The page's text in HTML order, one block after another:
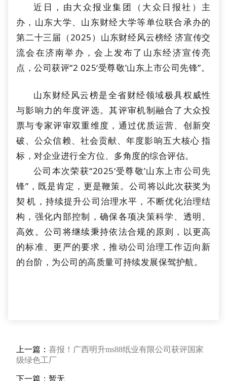
近日，由大众报业集团（大众日报社）主
办，山东大学、山东财经大学等单位联合承办的
第二十三届（2025）山东财经风云榜经济宣传交
流会在济南举办，会上发布了山东经济宣传亮
点，公司获评“2025‘受尊敬’山东上市公司先锋”。
山东财经风云榜是全省财经领域极具权威性
与影响力的年度评选。其评审机制融合了大众投
票与专家评审双重维度，通过优质运营、创新突
破、公众信赖、社会贡献、年度影响五大核心指
标，对企业进行全方位、多角度的综合评估。
公司本次荣获“2025‘受尊敬’山东上市公司先
锋”，既是肯定，更是鞭策。公司将以此次获奖为
契机，持续提升公司治理水平，不断优化治理结
构，强化内部控制，确保各项决策科学、透明、
高效。公司将继续秉持依法合规的原则，以更高
的标准、更严的要求，推动公司治理工作迈向新
的台阶，为公司的高质量可持续发展保驾护航。
上一篇： 喜报！广西明升ms88纸业有限公司获评国家
级绿色工厂
下一篇： 暂无